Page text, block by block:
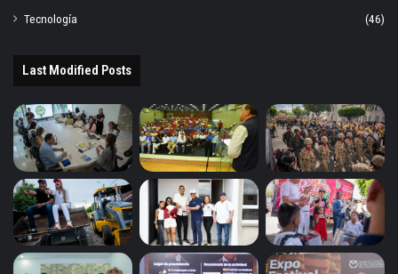
Tecnología
(46)
Last Modified Posts